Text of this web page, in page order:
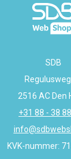
SDB
2516 AC Den
+31 88 - 38
KVK-nummer: